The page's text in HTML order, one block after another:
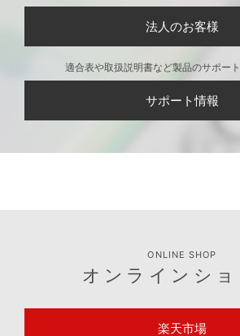
法人のお客様
適合表や取扱説明書など製品のサポー
サポート情報
ONLINE SHOP
オンラインショ
楽天市場